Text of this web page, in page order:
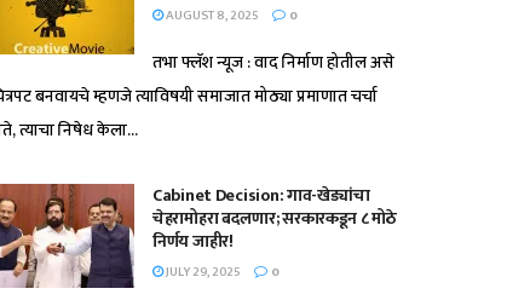
AUGUST 8, 2025 0
तभा फ्लॅश न्यूज : वाद निर्माण होतील असे
बनवायचे म्हणजे त्याविषयी समाजात मोठ्या प्रमाणात चर्चा
त्याचा निषेध केला...
Cabinet Decision: गाव-खेड्यांचा
चेहरामोहरा बदलणार; सरकारकडून ८ मोठे
निर्णय जाहीर!
JULY 29, 2025 0